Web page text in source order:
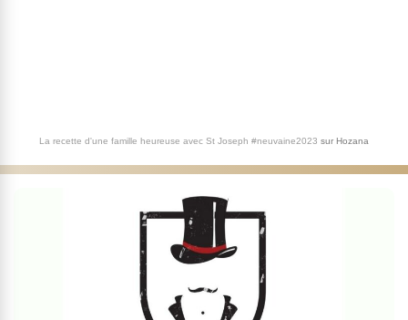
La recette d'une famille heureuse avec St Joseph #neuvaine2023 sur Hozana